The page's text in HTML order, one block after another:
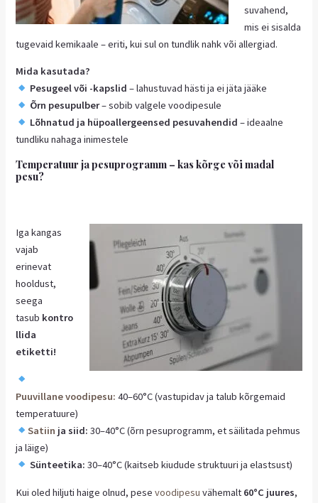
suvahend,
mis ei sisalda
tugevaid kemikaale – eriti, kui sul on tundlik nahk või allergiad.
Mida kasutada?
Pesugeel või -kapslid – lahustuvad hästi ja ei jäta jääke
Õrn pesupulber– sobib valgele voodipesule
Lõhnatud ja hüpoallergeensed pesuvahendid – ideaalne
tundliku nahaga inimestele
Temperatuur ja pesuprogramm – kas kõrge või madal
pesu?
Iga kangas
vajab
erinevat
hooldust,
seega
tasub kontro
llida
etiketti!
Puuvillane voodipesu: 40–60°C (vastupidav ja talub kõrgemaid
temperatuure)
Satiin ja siid: 30–40°C (õrn pesuprogramm, et säilitada pehmus
ja läige)
Sünteetika: 30–40°C (kaitseb kiudude struktuuri ja elastsust)
Kui oled hiljuti haige olnud, pesevoodipesu vähemalt 60°C juures,